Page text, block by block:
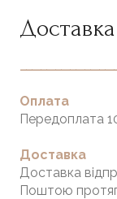
Оплата
Передоплата
Доставка
Доставка
Поштою